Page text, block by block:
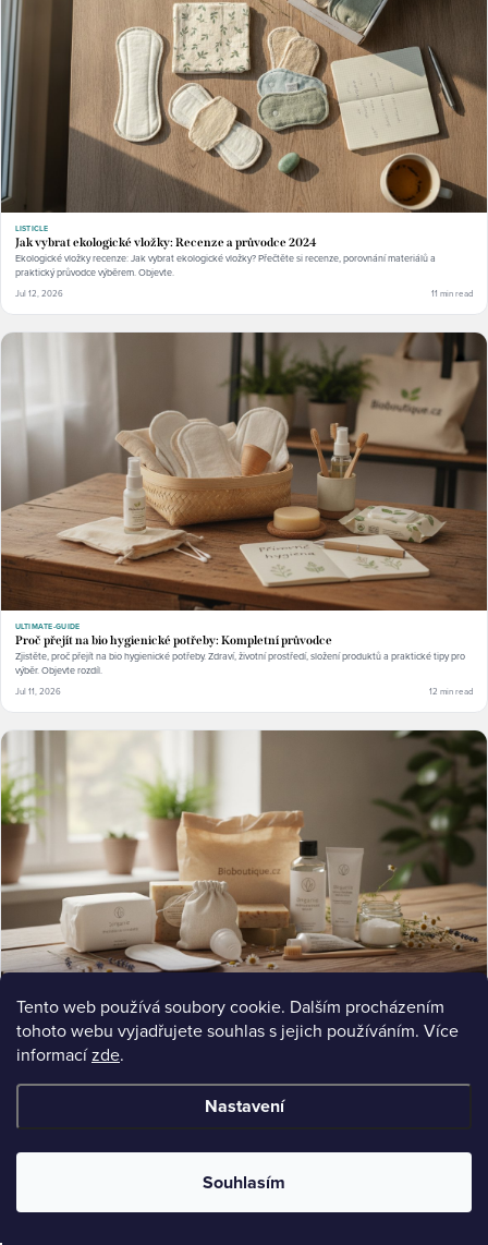
Tento web používá soubory cookie. Dalším procházením
tohoto webu vyjadřujete souhlas s jejich používáním. Více
informacízde.
Nastavení
Souhlasím
LISTICLE
Jak vybrat ekologické vložky: Recenze a průvodce 2024
Ekologické vložky recenze: Jak vybrat ekologické vložky? Přečtěte si recenze, porovnání materiálů a
praktický průvodce výběrem. Objevte.
Jul 12, 2026 11 min read
ULTIMATE-GUIDE
Proč přejít na bio hygienické potřeby: Kompletní průvodce
Zjistěte, proč přejít na bio hygienické potřeby. Zdraví, životní prostředí, složení produktů a praktické tipy pro
výběr. Objevte rozdíl.
Jul 11, 2026 12 min read
LISTICLE
Co obsahuje běžná dámská hygiena: Složení a rizika
Zjistěte, co obsahuje běžná dámská hygiena. Složení vložek, tamponů, zdravotní rizika a bezpečné
alternativy. Průvodce pro zdravou intimní.
Jul 10, 2026 11 min read